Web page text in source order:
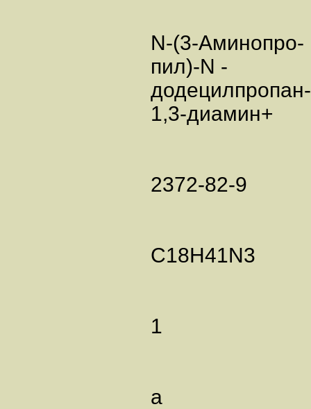
N-(3-Аминопро-
пил)-N -
додецилпропан-
1,3-диамин+
2372-82-9
C18H41N3
1
а